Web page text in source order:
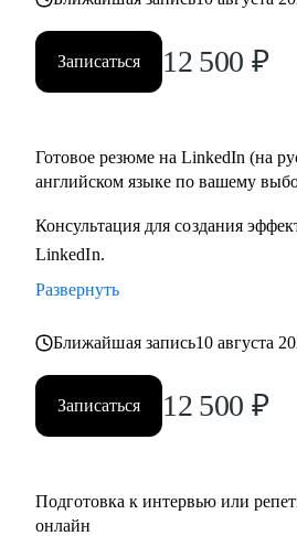
Записаться 12 500 ₽
Готовое резюме на LinkedIn (на
английском языке по вашему
Консультация для создания
LinkedIn.
Развернуть
Ближайшая запись10 августа
Записаться 12 500 ₽
Подготовка к интервью или
онлайн